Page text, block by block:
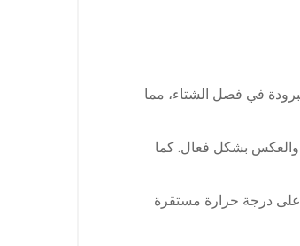
في فصل الشتاء، مما
والعكس بشكل فعال. كما
درجة حرارة مستقرة